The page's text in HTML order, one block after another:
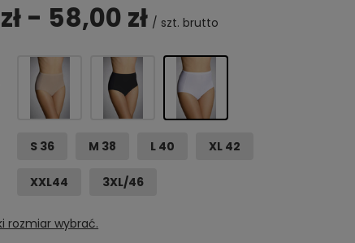
- 58,00 zł / szt. brutto
S 36 M 38 L 40 XL 42
XXL44 3XL/46
rozmiar wybrać.